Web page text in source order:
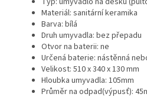
Materiál: sanitární keramika
Barva: bílá
Druh umyvadla: bez přepadu
Otvor na baterii: ne
Určená baterie: nástěnná
Velikost: 510 x 340 x 130 mm
Hloubka umyvadla: 105mm
Průměr na odpad(výpusť):